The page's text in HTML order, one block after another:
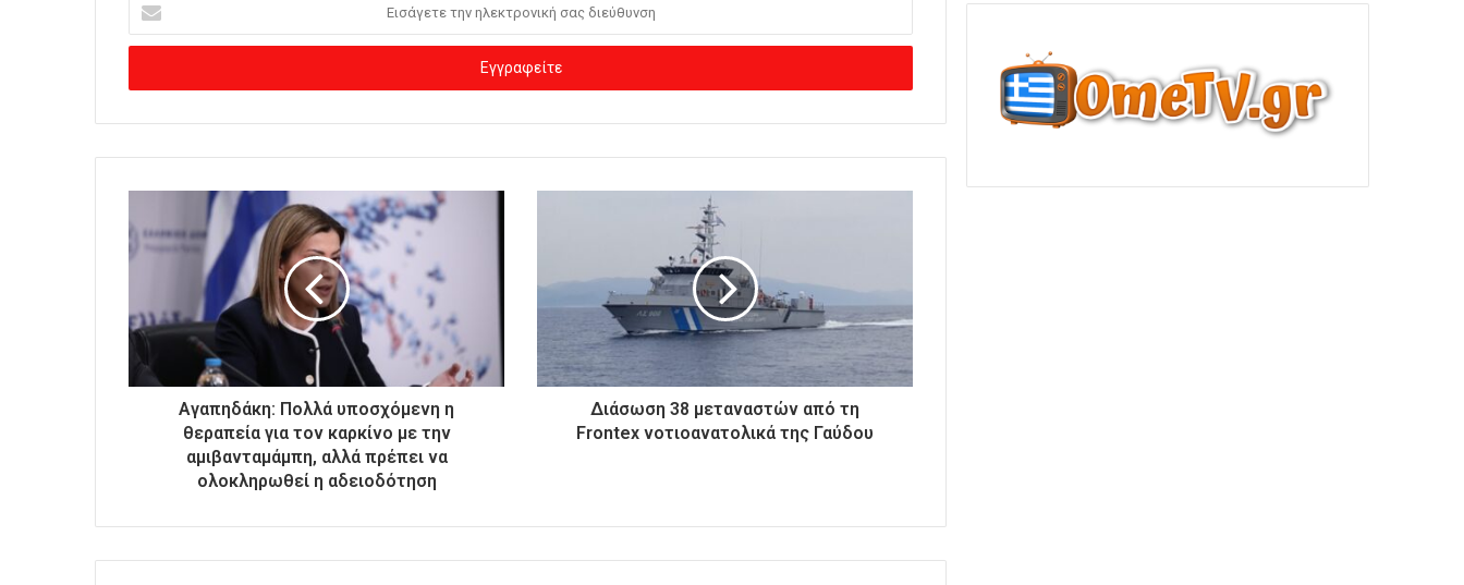
σ
γ
ε
ν
η
κ
ο
α
Αγαπηδάκη: Πολλά υποσχόμενη η
θεραπεία για τον καρκίνο με την
αμιβανταμάμπη, αλλά πρέπει να
ολοκληρωθεί η αδειοδότηση
Διάσωση 38 μεταναστών από τη
Frontex νοτιοανατολικά της Γαύδου